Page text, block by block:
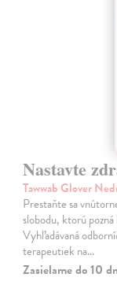
Nastavte
Tawwab Glover
Prestaňte sa
slobodu, ktorú
Vyhľadávaná
terapeutiek na…
Zasielame do 10